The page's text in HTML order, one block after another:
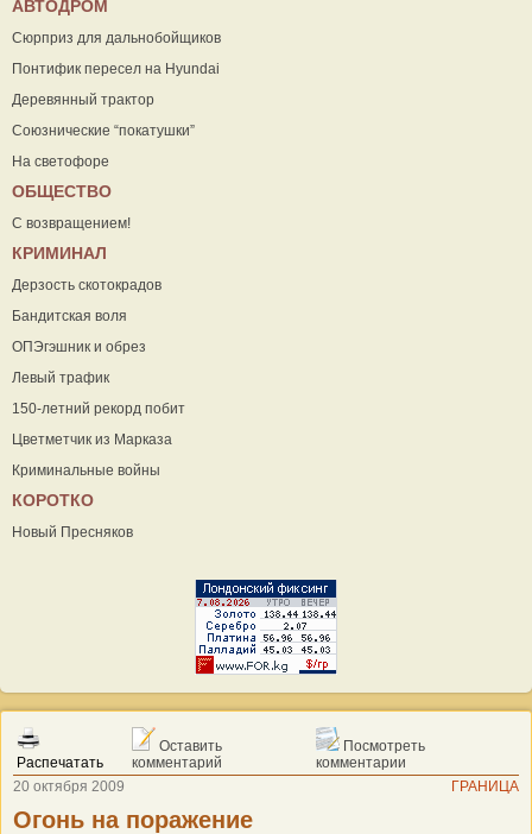
АВТОДРОМ
Сюрприз для дальнобойщиков
Понтифик пересел на Hyundai
Деревянный трактор
Союзнические “покатушки”
На светофоре
ОБЩЕСТВО
С возвращением!
КРИМИНАЛ
Дерзость скотокрадов
Бандитская воля
ОПЭгэшник и обрез
Левый трафик
150-летний рекорд побит
Цветметчик из Марказа
Криминальные войны
КОРОТКО
Новый Пресняков
Распечатать
Оставить
комментарий
Посмотреть
комментарии
20 октября 2009
ГРАНИЦА
Огонь на поражение